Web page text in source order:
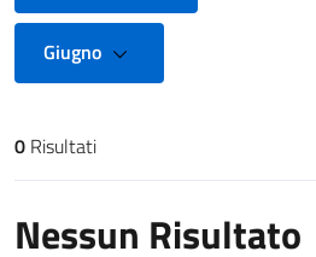
Giugno
Risultati di ricerca
0 Risultati
Nessun Risultato